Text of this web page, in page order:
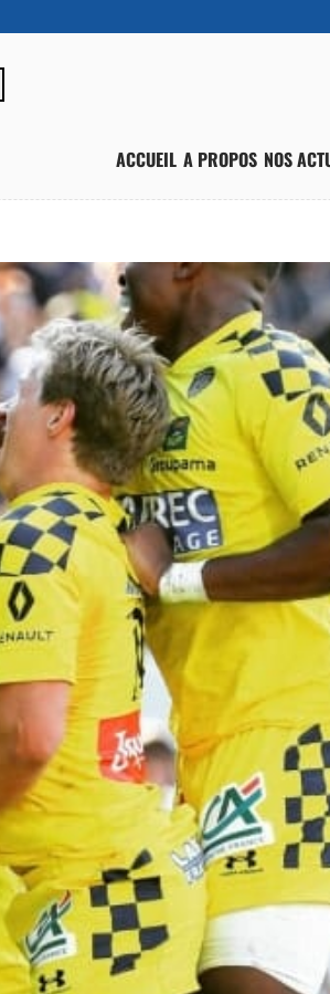
ACCUEIL A PROPOS NOS